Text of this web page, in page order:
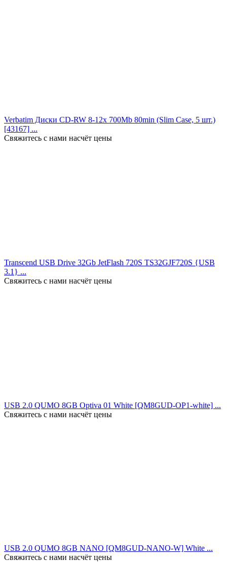
Verbatim Диски CD-RW 8-12x 700Mb 80min (Slim Case, 5 шт.)
[43167] ...
Свяжитесь с нами насчёт цены
Transcend USB Drive 32Gb JetFlash 720S TS32GJF720S {USB
3.1} ...
Свяжитесь с нами насчёт цены
USB 2.0 QUMO 8GB Optiva 01 White [QM8GUD-OP1-white] ...
Свяжитесь с нами насчёт цены
USB 2.0 QUMO 8GB NANO [QM8GUD-NANO-W] White ...
Свяжитесь с нами насчёт цены